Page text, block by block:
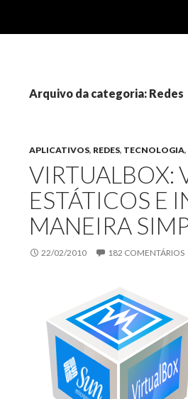
Arquivo da categoria: Redes
APLICATIVOS, REDES, TECNOLOGIA,
VIRTUALBOX:
ESTÁTICOS E
MANEIRA
22/02/2010 182 COMENTÁRIOS